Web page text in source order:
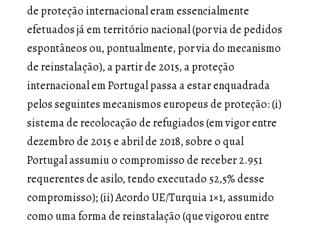
de proteção internacional eram essencialmente
efetuados já em território nacional (por via de pedidos
espontâneos ou, pontualmente, por via do mecanismo
de reinstalação), a partir de 2015, a proteção
internacional em Portugal passa a estar enquadrada
pelos seguintes mecanismos europeus de proteção: (i)
sistema de recolocação de refugiados (em vigor entre
dezembro de 2015 e abril de 2018, sobre o qual
Portugal assumiu o compromisso de receber 2.951
requerentes de asilo, tendo executado 52,5% desse
compromisso); (ii) Acordo UE/Turquia 1×1, assumido
como uma forma de reinstalação (que vigorou entre